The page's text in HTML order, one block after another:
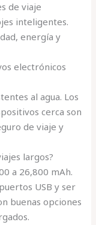
de viaje
inteligentes.
energía y
electrónicos
al agua. Los
cerca son
de viaje y
largos?
a 26,800 mAh.
USB y ser
buenas opciones